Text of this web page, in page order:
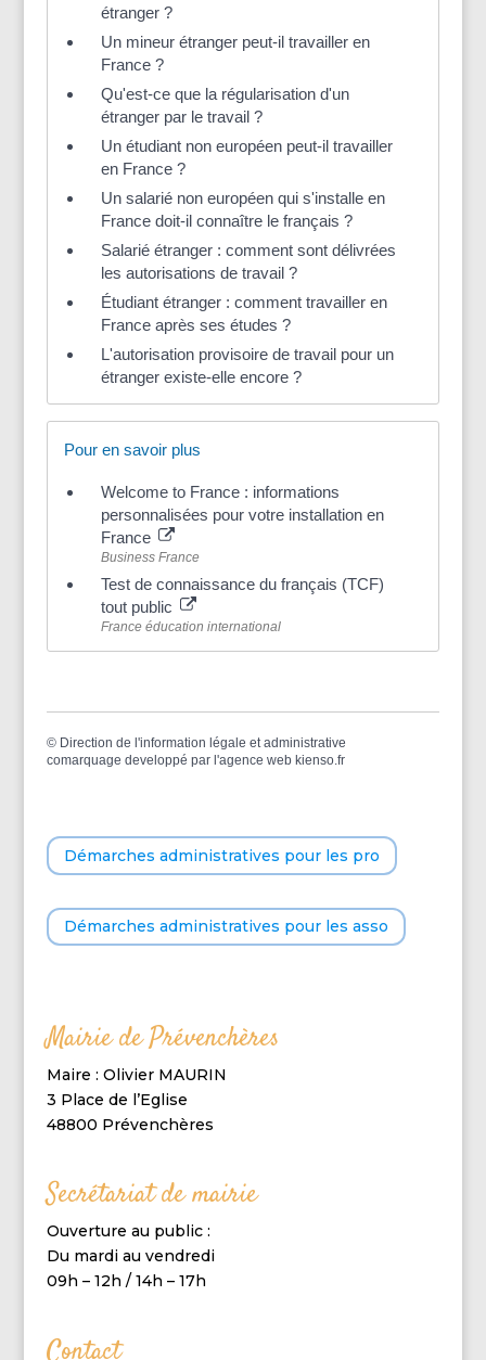
étranger ?
Un mineur étranger peut-il travailler en
France ?
Qu'est-ce que la régularisation d'un
étranger par le travail ?
Un étudiant non européen peut-il travailler
en France ?
Un salarié non européen qui s'installe en
France doit-il connaître le français ?
Salarié étranger : comment sont délivrées
les autorisations de travail ?
Étudiant étranger : comment travailler en
France après ses études ?
L'autorisation provisoire de travail pour un
étranger existe-elle encore ?
Pour en savoir plus
Welcome to France : informations
personnalisées pour votre installation en
France
Business France
Test de connaissance du français (TCF)
tout public
France éducation international
© Direction de l'information légale et administrative
comarquage developpé par l'agence web kienso.fr
Démarches administratives pour les pro
Démarches administratives pour les asso
Mairie de Prévenchères
Maire : Olivier MAURIN
3 Place de l’Eglise
48800 Prévenchères
Secrétariat de mairie
Ouverture au public :
Du mardi au vendredi
09h – 12h / 14h – 17h
Contact